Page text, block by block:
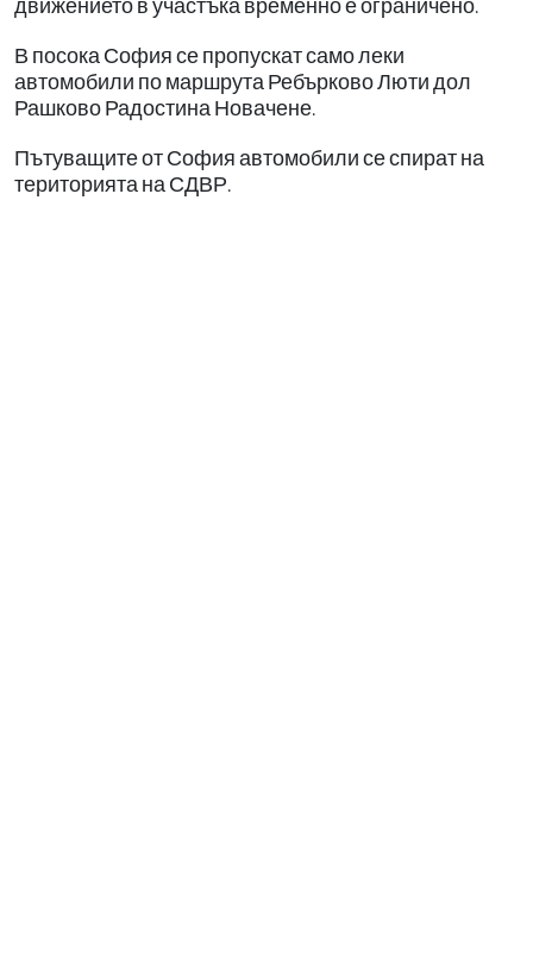
движението в участъка временно е ограничено.
В посока София се пропускат само леки
автомобили по маршрута Ребърково Люти дол
Рашково Радостина Новачене.
Пътуващите от София автомобили се спират на
територията на СДВР.